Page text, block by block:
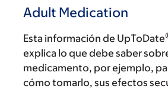
Adult Medication
Esta información de UpToDate
explica lo que debe saber
medicamento, por ejemplo,
cómo tomarlo, sus efectos